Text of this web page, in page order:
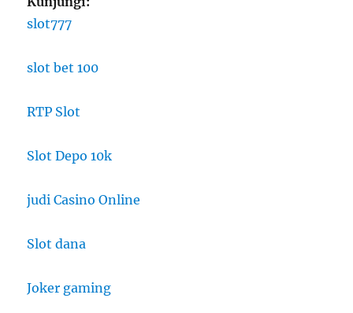
slot777
slot bet 100
RTP Slot
Slot Depo 10k
judi Casino Online
Slot dana
Joker gaming